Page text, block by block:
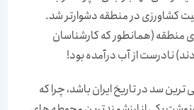
در منطقه دشوارتر شد.
(همانطور که کارشناسان
نادرست از آب درآمده بود!
سد در تاریخ ایران باشد، چرا که